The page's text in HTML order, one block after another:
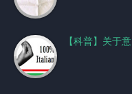
【科普】关于